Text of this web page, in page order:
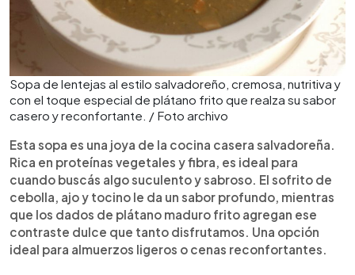
Sopa de lentejas al estilo salvadoreño, cremosa, nutritiva y
con el toque especial de plátano frito que realza su sabor
casero y reconfortante. / Foto archivo
Esta sopa es una joya de la cocina casera salvadoreña.
Rica en proteínas vegetales y fibra, es ideal para
cuando buscás algo suculento y sabroso. El sofrito de
cebolla, ajo y tocino le da un sabor profundo, mientras
que los dados de plátano maduro frito agregan ese
contraste dulce que tanto disfrutamos. Una opción
ideal para almuerzos ligeros o cenas reconfortantes.